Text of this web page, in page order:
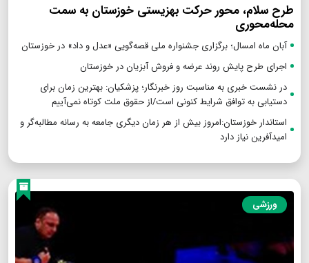
طرح سلام، محور حرکت بهزیستی خوزستان به سمت
محله‌محوری
آبان ماه امسال؛ برگزاری جشنواره ملی قصه‌گویی «عدل و داد» در خوزستان
اجرای طرح پایش روند عرضه و فروش آبزیان در خوزستان
در نشست خبری به مناسبت روز خبرنگار؛ پزشکیان‌: بهترین زمان برای
دستیابی به توافق شرایط کنونی است/از حقوق ملت کوتاه نمی‌آییم
استاندار خوزستان:امروز بیش از هر زمان دیگری جامعه به رسانه مطالبه‌گر و
امیدآفرین نیاز دارد
ورزشی